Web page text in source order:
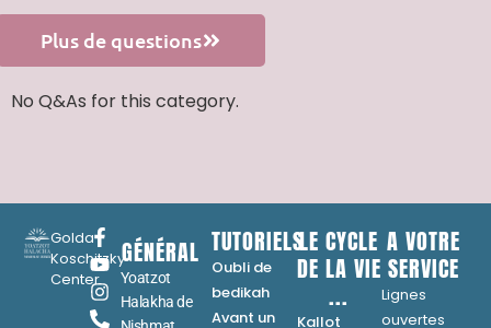
Plus de questions
No Q&As for this category.
Golda
Koschitzky
Center
GÉNÉRAL
Yoatzot
Halakha de
TUTORIELS
Oubli de
bedikah
Avant un
LE CYCLE
DE LA VIE
...
Kallot
A VOTRE
SERVICE
Lignes
ouvertes